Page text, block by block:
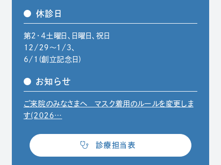
休診日
第2・4土曜日、日曜日、祝日
12/29〜1/3、
6/1(創立記念日)
お知らせ
ご来院のみなさまへ マスク着用のルールを変更しま
す(2026…
診療担当表
（別ウィンドウで開きます）